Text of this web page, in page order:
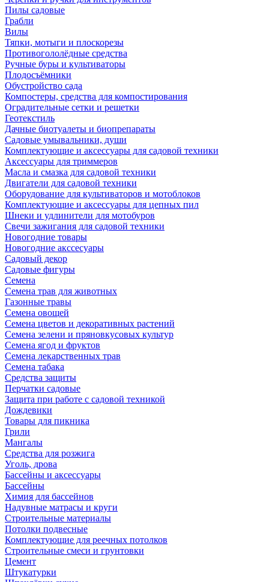
Пилы садовые
Грабли
Вилы
Тяпки, мотыги и плоскорезы
Противогололёдные средства
Ручные буры и культиваторы
Плодосъёмники
Обустройство сада
Компостеры, средства для компостирования
Оградительные сетки и решетки
Геотекстиль
Дачные биотуалеты и биопрепараты
Садовые умывальники, души
Комплектующие и аксессуары для садовой техники
Аксессуары для триммеров
Масла и смазка для садовой техники
Двигатели для садовой техники
Оборудование для культиваторов и мотоблоков
Комплектующие и аксессуары для цепных пил
Шнеки и удлинители для мотобуров
Свечи зажигания для садовой техники
Новогодние товары
Новогодние акссесуары
Садовый декор
Садовые фигуры
Семена
Семена трав для животных
Газонные травы
Семена овощей
Семена цветов и декоративных растений
Семена зелени и пряновкусовых культур
Семена ягод и фруктов
Семена лекарственных трав
Семена табака
Средства защиты
Перчатки садовые
Защита при работе с садовой техникой
Дождевики
Товары для пикника
Грили
Мангалы
Средства для розжига
Уголь, дрова
Бассейны и аксессуары
Бассейны
Химия для бассейнов
Надувные матрасы и круги
Строительные материалы
Потолки подвесные
Комплектующие для реечных потолков
Строительные смеси и грунтовки
Цемент
Штукатурки